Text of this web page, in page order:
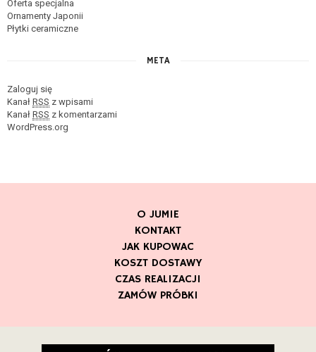
Oferta specjalna
Ornamenty Japonii
Płytki ceramiczne
META
Zaloguj się
Kanał RSS z wpisami
Kanał RSS z komentarzami
WordPress.org
O JUMIE
KONTAKT
JAK KUPOWAC
KOSZT DOSTAWY
CZAS REALIZACJI
ZAMÓW PRÓBKI